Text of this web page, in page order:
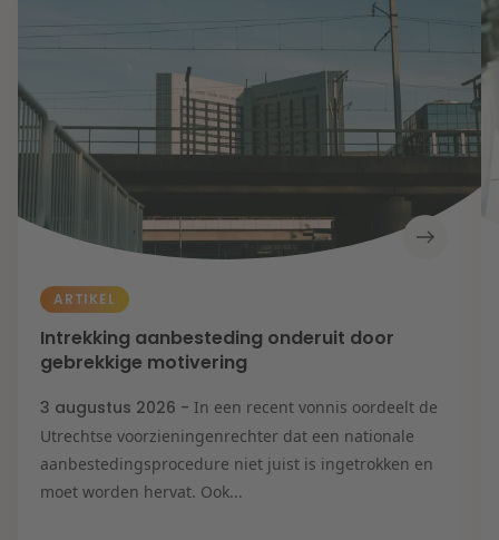
ARTIKEL
Intrekking aanbesteding onderuit door
gebrekkige motivering
3 augustus 2026 - In een recent vonnis oordeelt de
Utrechtse voorzieningenrechter dat een nationale
aanbestedingsprocedure niet juist is ingetrokken en
moet worden hervat. Ook...